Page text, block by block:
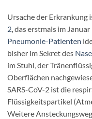
Ursache der Erkrankung
2, das erstmals im
Pneumonie-Patienten
bisher im Sekret des
im Stuhl, der
Oberflächen
SARS-CoV-2 ist die
Flüssigkeitspartikel
Weitere